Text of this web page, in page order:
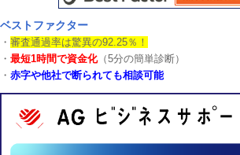
ベストファクター
・ 審査通過率は驚異の92.25％！
・ 最短1時間で資金化（5分の簡単診断）
・ 赤字や他社で断られても相談可能